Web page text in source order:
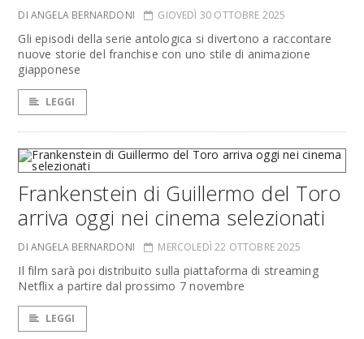
DI ANGELA BERNARDONI GIOVEDÌ 30 OTTOBRE 2025
Gli episodi della serie antologica si divertono a raccontare
nuove storie del franchise con uno stile di animazione
giapponese
LEGGI
Frankenstein di Guillermo del Toro
arriva oggi nei cinema selezionati
DI ANGELA BERNARDONI MERCOLEDÌ 22 OTTOBRE 2025
Il film sarà poi distribuito sulla piattaforma di streaming
Netflix a partire dal prossimo 7 novembre
LEGGI